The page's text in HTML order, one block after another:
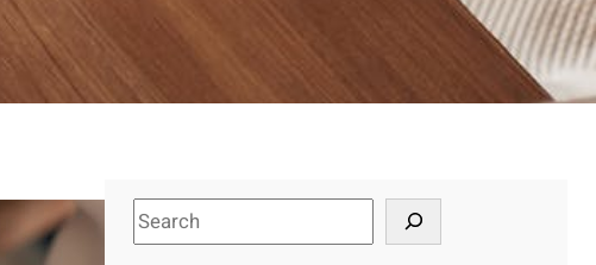
S
e